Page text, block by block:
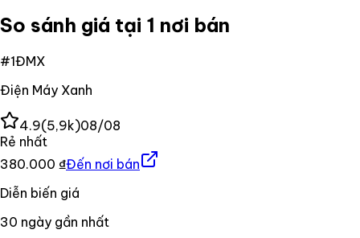
So sánh giá tại 1 nơi bán
#1ĐMX
Điện Máy Xanh
4.9(5,9k)08/08
Rẻ nhất
380.000 ₫Đến nơi bán
Diễn biến giá
30 ngày gần nhất